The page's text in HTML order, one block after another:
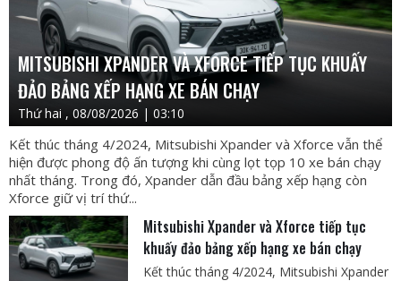
MITSUBISHI XPANDER VÀ XFORCE TIẾP TỤC KHUẤY
ĐẢO BẢNG XẾP HẠNG XE BÁN CHẠY
Thứ hai , 08/08/2026 | 03:10
Kết thúc tháng 4/2024, Mitsubishi Xpander và Xforce vẫn thể
hiện được phong độ ấn tượng khi cùng lọt tọp 10 xe bán chạy
nhất tháng. Trong đó, Xpander dẫn đầu bảng xếp hạng còn
Xforce giữ vị trí thứ...
Mitsubishi Xpander và Xforce tiếp tục
khuấy đảo bảng xếp hạng xe bán chạy
Kết thúc tháng 4/2024, Mitsubishi Xpander